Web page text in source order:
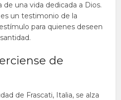
una vida dedicada a Dios.
un testimonio de la
para quienes deseen
de
de Frascati, Italia, se alza